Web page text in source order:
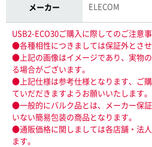
メーカー ELECOM
USB2-ECO30ご購入に際してのご注意
●各種相性につきましては保証外とさせ
●上記の画像はイメージであり、実物
る場合がございます。
●上記仕様は参考仕様となります、ご
ていだだきますようお願いいたします。
●一般的にバルク品とは、メーカー保
いない簡易包装の商品となります。
●通販価格に関しましては各店舗・法
ます。